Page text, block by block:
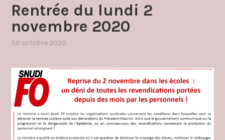
Rentrée du lundi 2
novembre 2020
30 octobre 2020
communique
covid19
2020